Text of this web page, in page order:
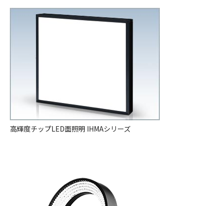
高輝度チップLED面照明 IHMAシリーズ